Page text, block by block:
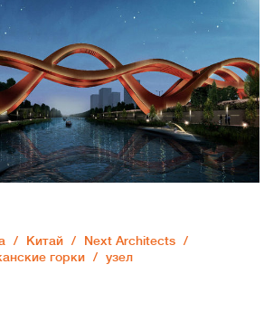
Китай
Next Architects
горки узел